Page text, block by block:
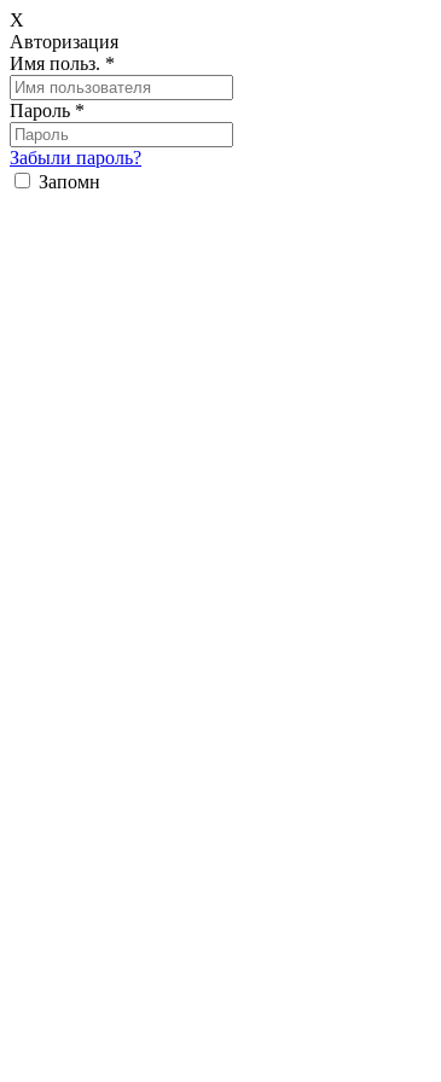
X
Авторизация
Имя польз. *
Пароль *
Забыли пароль?
Запомн